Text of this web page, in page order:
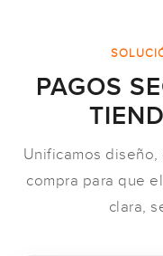
PAGOS
Unificamos
compra para que
clara,